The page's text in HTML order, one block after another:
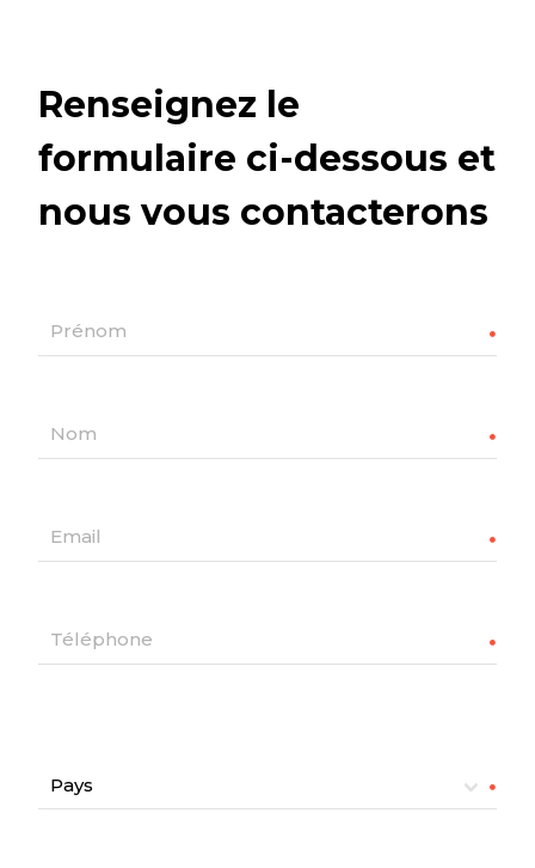
Renseignez le
formulaire ci-dessous et
nous vous contacterons